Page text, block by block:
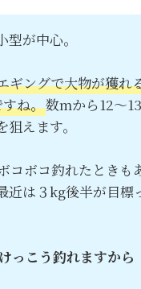
が中心。
ギングで大物が獲れ
ね。数mから12～
狙えます。
コボコ釣れたときも
近は３kg後半が目標
っこう釣れますから